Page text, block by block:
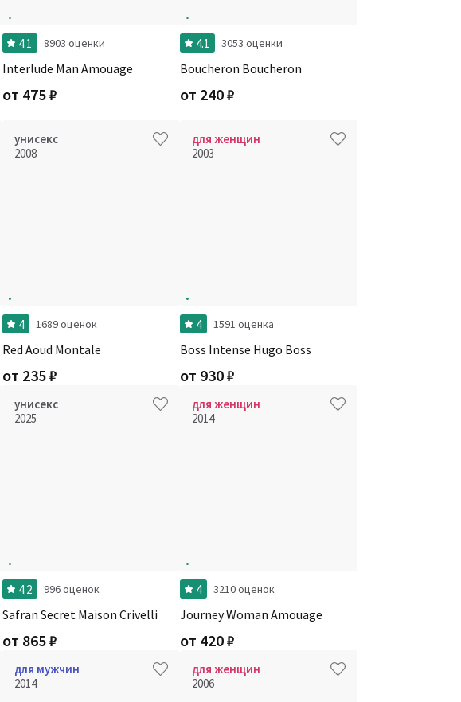
4.1 8903 оценки
Interlude Man Amouage
от 475₽
4.1 3053 оценки
Boucheron Boucheron
от 240₽
унисекс
2008
4 1689 оценок
Red Aoud Montale
от 235₽
для женщин
2003
4 1591 оценка
Boss Intense Hugo Boss
от 930₽
унисекс
2025
4.2 996 оценок
Safran Secret Maison Crivelli
от 865₽
для женщин
2014
4 3210 оценок
Journey Woman Amouage
от 420₽
для мужчин
2014
для женщин
2006